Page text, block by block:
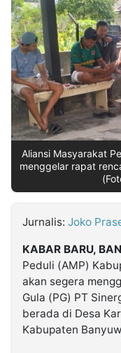
Partner
Insight
NTB
Suara
Time
Lens
IDN
Daily
Jogja
Jalan
Rakyat
Idealita
News
Kita
Notice
Radar
Baru
Seedbacklink
Follow
Kabarbaru
Kabarbaru.co
2026
Aliansi Masyarakat
menggelar rapat
Jurnalis: Joko
KABAR BARU,
Peduli (AMP)
akan segera
Gula (PG) PT
berada di Desa
Kabupaten